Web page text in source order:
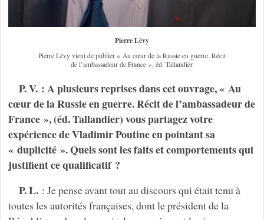
Pierre Lévy
Pierre Lévy vient de publier « Au cœur de la Russie en guerre. Récit
de l’ambassadeur de France », éd. Tallandier.
P. V. : A plusieurs reprises dans cet ouvrage, « Au
cœur de la Russie en guerre. Récit de l’ambassadeur de
France », (éd. Tallandier) vous partagez votre
expérience de Vladimir Poutine en pointant sa
« duplicité ». Quels sont les faits et comportements qui
justifient ce qualificatif ?
P. L.: Je pense avant tout au discours qui était tenu à
toutes les autorités françaises, dont le président de la